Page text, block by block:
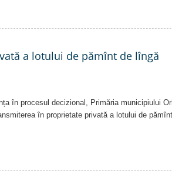
a lotului de pămînt de lîngă
în procesul decizional, Primăria municipiului
în proprietate privată a lotului de